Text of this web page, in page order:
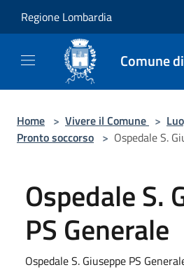
Regione Lombardia
Comune
Home > Vivere il Comune >
Pronto soccorso > Ospedale S.
Ospedale S.
PS Generale
Ospedale S. Giuseppe PS